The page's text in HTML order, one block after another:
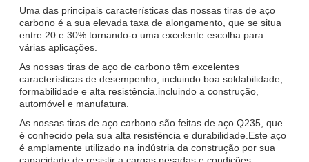
Uma das principais características das nossas tiras de aço
carbono é a sua elevada taxa de alongamento, que se situa
entre 20 e 30%.tornando-o uma excelente escolha para
várias aplicações.
As nossas tiras de aço de carbono têm excelentes
características de desempenho, incluindo boa soldabilidade,
formabilidade e alta resistência.incluindo a construção,
automóvel e manufatura.
As nossas tiras de aço carbono são feitas de aço Q235, que
é conhecido pela sua alta resistência e durabilidade.Este aço
é amplamente utilizado na indústria da construção por sua